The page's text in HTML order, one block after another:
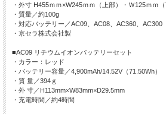
・外寸 H455ｍｍ×W245ｍｍ（上部）・Ｗ125ｍｍ（
・質量／約100g
・対応バッテリー／AC09、AC08、AC360、AC300
・京セラ株式会社製
■AC09 リチウムイオンバッテリーセット
・カラー：レッド
・バッテリー容量／4,900mAh/14.52V（71.50Wh）
・質 量／394ｇ
・外 寸／H113mm×W83mm×D29.5mm
・充電時間／約4時間